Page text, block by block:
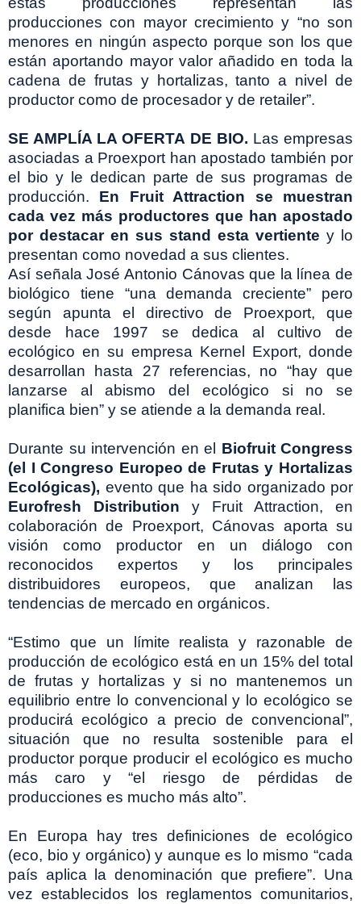
producciones con mayor crecimiento y “no son
menores en ningún aspecto porque son los que
están aportando mayor valor añadido en toda la
cadena de frutas y hortalizas, tanto a nivel de
productor como de procesador y de retailer”.
SE AMPLÍA LA OFERTA DE BIO. Las empresas
asociadas a Proexport han apostado también por
el bio y le dedican parte de sus programas de
producción. En Fruit Attraction se muestran
cada vez más productores que han apostado
por destacar en sus stand esta vertiente y lo
presentan como novedad a sus clientes.
Así señala José Antonio Cánovas que la línea de
biológico tiene “una demanda creciente” pero
según apunta el directivo de Proexport, que
desde hace 1997 se dedica al cultivo de
ecológico en su empresa Kernel Export, donde
desarrollan hasta 27 referencias, no “hay que
lanzarse al abismo del ecológico si no se
planifica bien” y se atiende a la demanda real.
Durante su intervención en el Biofruit Congress
(el I Congreso Europeo de Frutas y Hortalizas
Ecológicas), evento que ha sido organizado por
Eurofresh Distribution y Fruit Attraction, en
colaboración de Proexport, Cánovas aporta su
visión como productor en un diálogo con
reconocidos expertos y los principales
distribuidores europeos, que analizan las
tendencias de mercado en orgánicos.
“Estimo que un límite realista y razonable de
producción de ecológico está en un 15% del total
de frutas y hortalizas y si no mantenemos un
equilibrio entre lo convencional y lo ecológico se
producirá ecológico a precio de convencional”,
situación que no resulta sostenible para el
productor porque producir el ecológico es mucho
más caro y “el riesgo de pérdidas de
producciones es mucho más alto”.
En Europa hay tres definiciones de ecológico
(eco, bio y orgánico) y aunque es lo mismo “cada
país aplica la denominación que prefiere”. Una
vez establecidos los reglamentos comunitarios,